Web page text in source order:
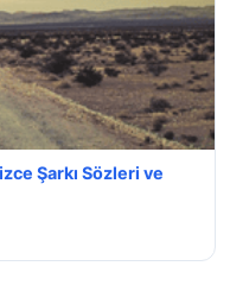
Şarkı Sözleri ve